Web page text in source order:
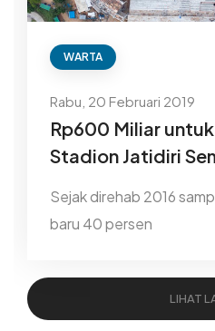
WARTA
Rabu, 20 Februari 2019
Rp600 Miliar
Stadion Jatidiri
Sejak direhab 2016
baru 40 persen
LIHAT